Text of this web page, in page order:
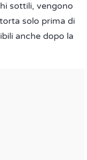
sottili, vengono
solo prima di
anche dopo la